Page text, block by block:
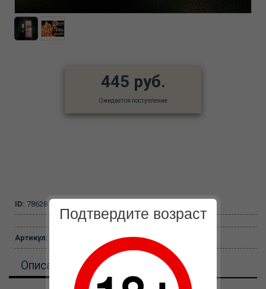
445 руб.
Ожидается поступление
ID: 78628
Артикул:
Описание
Подтвердите возраст